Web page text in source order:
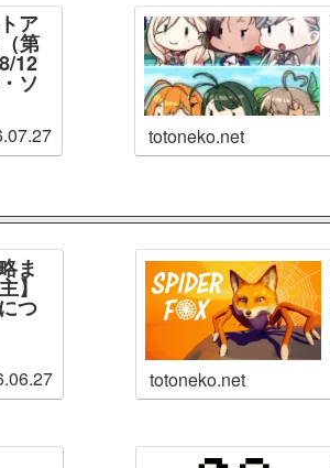
ア
第
12
ソ
totoneko.net
ま
】
つ
totoneko.net